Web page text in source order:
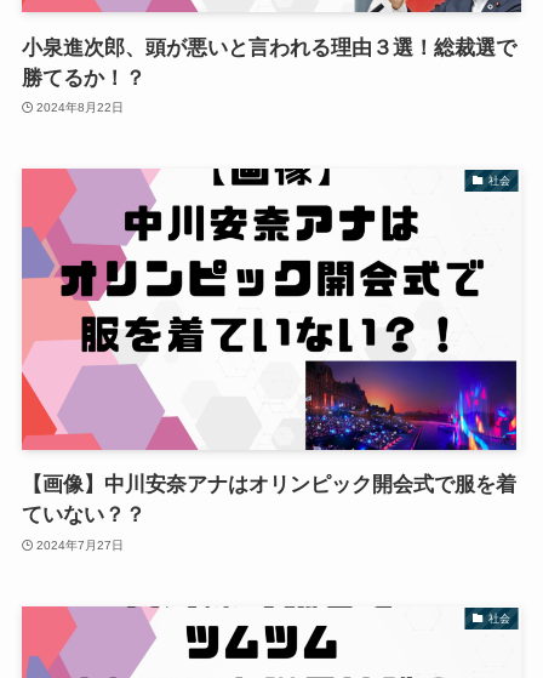
小泉進次郎、頭が悪いと言われる理由３選！総裁選で
勝てるか！？
2024年8月22日
社会
【画像】中川安奈アナはオリンピック開会式で服を着
ていない？？
2024年7月27日
社会